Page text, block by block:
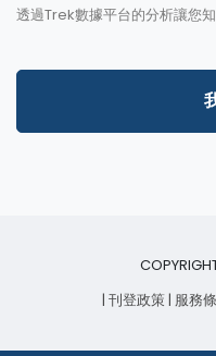
透過Trek數據平台的分析讓您
| 刊登政策| 服務